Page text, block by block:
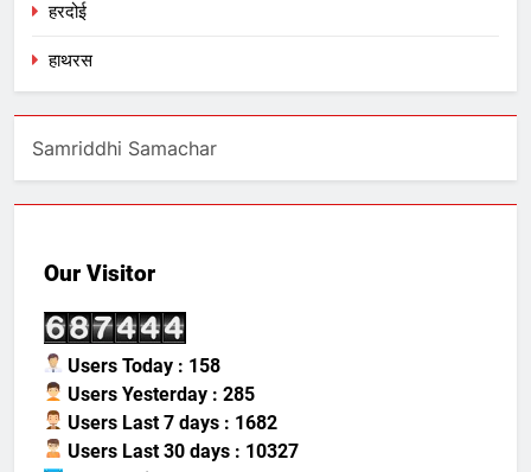
हरदोई
हाथरस
Samriddhi Samachar
Our Visitor
Users Today : 158
Users Yesterday : 285
Users Last 7 days : 1682
Users Last 30 days : 10327